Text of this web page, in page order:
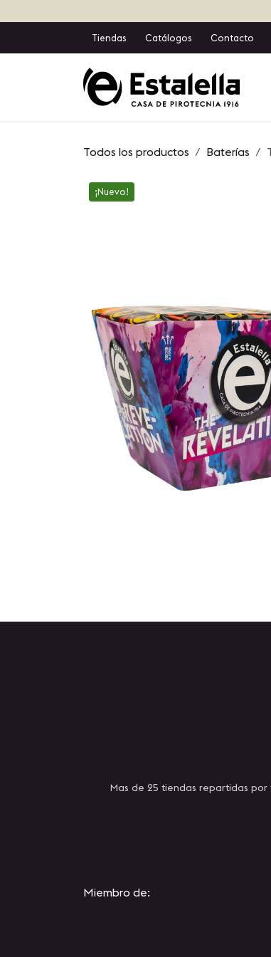
Tiendas Catálogos Contacto
Todos los productos Baterías
¡Nuevo!
Mas de 25 tiendas repartidas
Miembro de: